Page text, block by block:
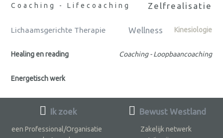
Coaching - Lifecoaching Zelfrealisatie
Lichaamsgerichte Therapie Wellness Kinesiologie
Healing en reading Coaching - Loopbaancoaching
Energetisch werk
Ik zoek
een Professional/Organisatie
Bewust Westland
Zakelijk netwerk